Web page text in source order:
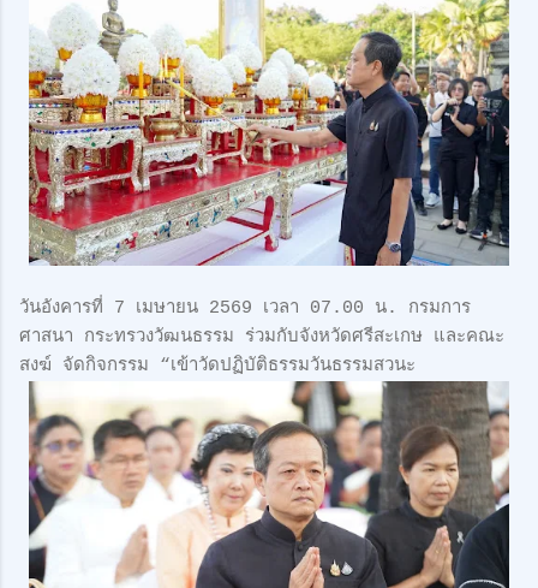
วันอังคารที่ 7 เมษายน 2569 เวลา 07.00 น. กรมการ
ศาสนา กระทรวงวัฒนธรรม ร่วมกับจังหวัดศรีสะเกษ และคณะ
สงฆ์ จัดกิจกรรม “เข้าวัดปฏิบัติธรรมวันธรรมสวนะ